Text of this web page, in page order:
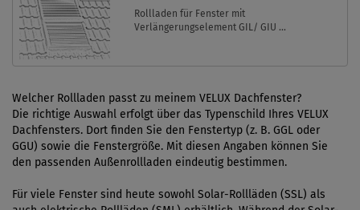
Rollladen für Fenster mit
Verlängerungselement GIL/ GIU ...
Welcher Rollladen passt zu meinem VELUX Dachfenster?
Die richtige Auswahl erfolgt über das Typenschild Ihres VELUX
Dachfensters. Dort finden Sie den Fenstertyp (z. B. GGL oder
GGU) sowie die Fenstergröße. Mit diesen Angaben können Sie
den passenden Außenrollladen eindeutig bestimmen.
Für viele Fenster sind heute sowohl Solar-Rollläden (SSL) als